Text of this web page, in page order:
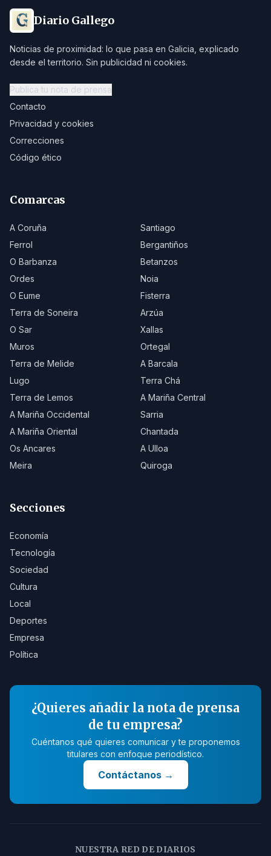
Diario Gallego
Noticias de proximidad: lo que pasa en Galicia, explicado
desde el territorio. Sin publicidad ni cookies.
Publica tu nota de prensa
Contacto
Privacidad y cookies
Correcciones
Código ético
Comarcas
A Coruña
Santiago
Ferrol
Bergantiños
O Barbanza
Betanzos
Ordes
Noia
O Eume
Fisterra
Terra de Soneira
Arzúa
O Sar
Xallas
Muros
Ortegal
Terra de Melide
A Barcala
Lugo
Terra Chá
Terra de Lemos
A Mariña Central
A Mariña Occidental
Sarria
A Mariña Oriental
Chantada
Os Ancares
A Ulloa
Meira
Quiroga
Secciones
Economía
Tecnología
Sociedad
Cultura
Local
Deportes
Empresa
Política
¿Quieres añadir la nota de prensa
de tu empresa?
Cuéntanos qué quieres comunicar y te proponemos
titulares con enfoque periodístico.
Contáctanos→
NUESTRA RED DE DIARIOS